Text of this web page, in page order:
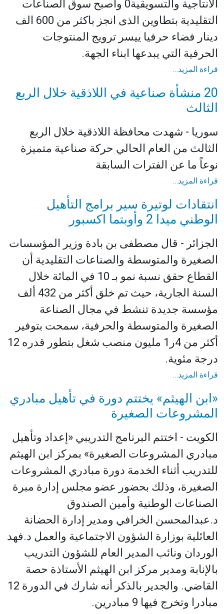
الانتاجية والتسويقية0 واصبح سوق الصناعات
التقليدية بتطاوين الذى انجز باكثر من 600 الف
دينار فضاء حرفيا ييسر ترويج المنتوجات
الحرفية التي يبدعها ابناء الجهة.
قراءة المزيد…
20 منشأة صناعية في اللاذقية خلال الربع
الثالث
سوريا - شهدت محافظة اللاذقية خلال الربع
الثالث من العام الحالي حركة صناعية متميزة
نوعاً ما عن الفترات السابقة
قراءة المزيد…
انتقادات لوتيرة سير برامج التأهيل
الوطني ميدا 2 وأوبتما اكسبور
الجزائر - قال مصطفى بن بادة وزير المؤسسات
الصغيرة والمتوسطة والصناعات التقليدية أن
القطاع حقق نسبة نمو بـ 10 في المائة خلال
السنة الجارية، حيث تم خلق أكثر من 432 ألف
مؤسسة جديدة تنشط في مجال الصناعة
الصغيرة والمتوسطة والحرفية، سمحت بتوفير
أكثر من 4ر1 مليون منصب شغل بتطور قدره 12
درجة مئوية.
قراءة المزيد…
«ابن الهيثم» يختتم دورة في تأهيل مبادري
المشروعات الصغيرة
الكويت - اختتم البرنامج التدريبي «إعداد وتأهيل
مبادري المشروعات الصغيرة» بمركز ابن الهيثم
للتدريب أثناء الخدمة دورة مبادري المشروعات
الصغيرة، وذلك بحضور عضو مجلس إدارة مبرة
الصناعات الوطنية وأمين الصندوق
د.عبدالمحسن الخرافي ومدير إدارة الحضانة
العائلية بوزارة الشؤون الاجتماعية والعمل د.فهد
الوردان ونائب المدير العام للشؤون التدريب
بالإنابة ومدير مركز ابن الهيثم الأستاذة حصة
القاضي. والجدير بالذكر أنه شارك في الدورة 12
مبادرا وتخرج فيها 9 مبادرين.